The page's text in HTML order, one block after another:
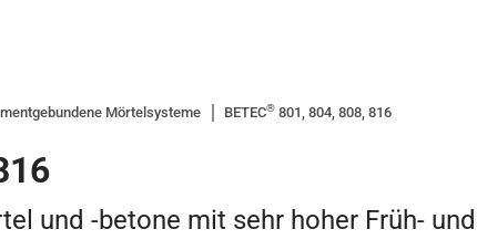
Mörtelsysteme BETEC® 801, 804, 808, 816
und -betone mit sehr hoher Früh-